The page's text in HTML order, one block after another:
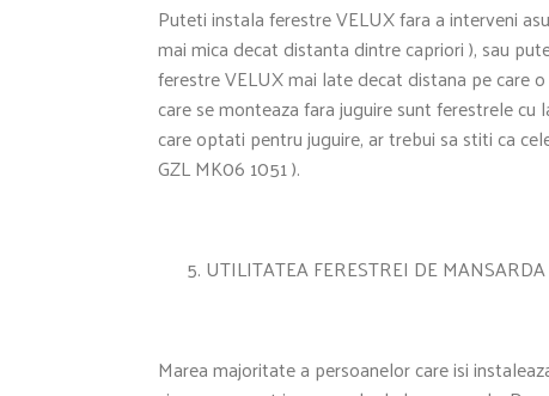
Puteti instala ferestre VELUX fara a interveni
mai mica decat distanta dintre capriori ), sau
ferestre VELUX mai late decat distana pe care
care se monteaza fara juguire sunt ferestrele cu
care optati pentru juguire, ar trebui sa stiti ca
GZL MK06 1051 ).
UTILITATEA FERESTREI DE MANSARDA
Marea majoritate a persoanelor care isi